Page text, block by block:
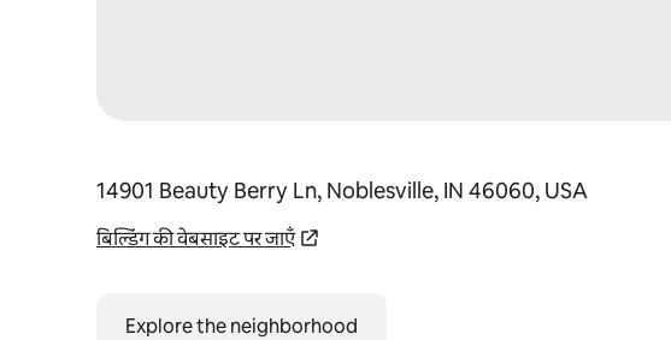
14901 Beauty Berry Ln, Noblesville, IN 46060, USA
बिल्डिंग की वेबसाइट पर जाएँ
Explore the neighborhood